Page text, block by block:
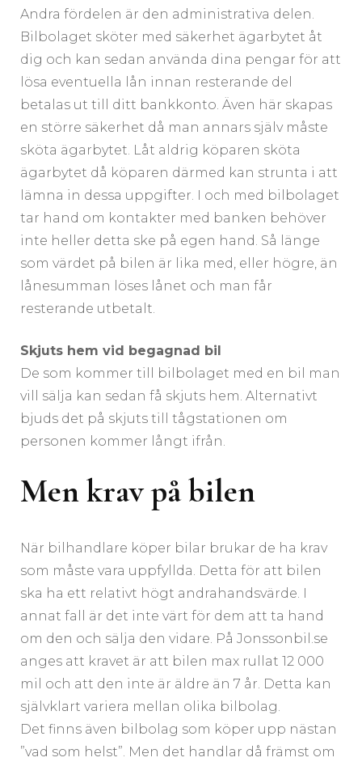
Andra fördelen är den administrativa delen.
Bilbolaget sköter med säkerhet ägarbytet åt
dig och kan sedan använda dina pengar för att
lösa eventuella lån innan resterande del
betalas ut till ditt bankkonto. Även här skapas
en större säkerhet då man annars själv måste
sköta ägarbytet. Låt aldrig köparen sköta
ägarbytet då köparen därmed kan strunta i att
lämna in dessa uppgifter. I och med bilbolaget
tar hand om kontakter med banken behöver
inte heller detta ske på egen hand. Så länge
som värdet på bilen är lika med, eller högre, än
lånesumman löses lånet och man får
resterande utbetalt.
Skjuts hem vid begagnad bil
De som kommer till bilbolaget med en bil man
vill sälja kan sedan få skjuts hem. Alternativt
bjuds det på skjuts till tågstationen om
personen kommer långt ifrån.
Men krav på bilen
När bilhandlare köper bilar brukar de ha krav
som måste vara uppfyllda. Detta för att bilen
ska ha ett relativt högt andrahandsvärde. I
annat fall är det inte värt för dem att ta hand
om den och sälja den vidare. På Jonssonbil.se
anges att kravet är att bilen max rullat 12 000
mil och att den inte är äldre än 7 år. Detta kan
självklart variera mellan olika bilbolag.
Det finns även bilbolag som köper upp nästan
”vad som helst”. Men det handlar då främst om